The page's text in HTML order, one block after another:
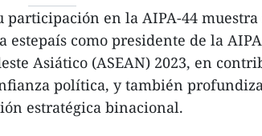
participación en la AIPA-44 muestra
estepaís como presidente de la
Asiático (ASEAN) 2023, en
política, y también
estratégica binacional.